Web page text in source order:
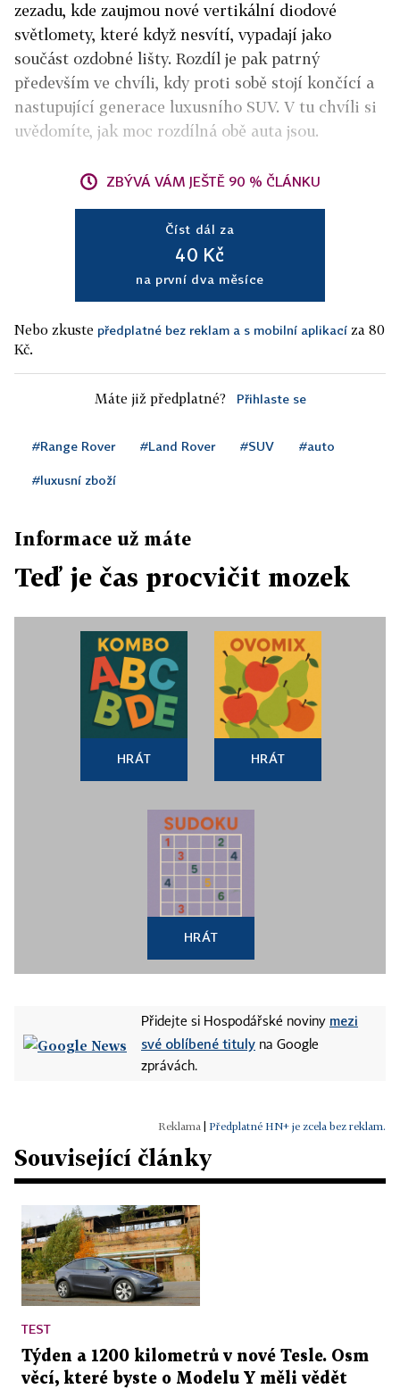
zezadu, kde zaujmou nové vertikální diodové
světlomety, které když nesvítí, vypadají jako
součást ozdobné lišty. Rozdíl je pak patrný
především ve chvíli, kdy proti sobě stojí končící a
nastupující generace luxusního SUV. V tu chvíli si
uvědomíte, jak moc rozdílná obě auta jsou.
ZBÝVÁ VÁM JEŠTĚ 90 % ČLÁNKU
Číst dál za
40 Kč
na první dva měsíce
Nebo zkuste předplatné bez reklam a s mobilní aplikací za 80
Kč.
Máte již předplatné? Přihlaste se
#Range Rover #Land Rover #SUV #auto
#luxusní zboží
Informace už máte
Teď je čas procvičit mozek
HRÁT HRÁT
HRÁT
Přidejte si Hospodářské noviny mezi
své oblíbené tituly na Google
zprávách.
Předplatné HN+ je zcela bez reklam.
Související články
TEST
Týden a 1200 kilometrů v nové Tesle. Osm
věcí, které byste o Modelu Y měli vědět